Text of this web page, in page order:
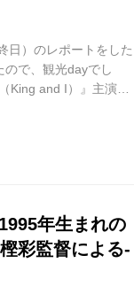
日）のレポートをした
で、観光dayでし
King and I）』主演：
映画祭会場の近くに
館が無料で入ること
年生まれの
彩監督による-